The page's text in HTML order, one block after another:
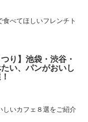
べてほしいフレンチト
つり】池袋・渋谷・
い、パンがおいし
しいカフェ８選をご紹介